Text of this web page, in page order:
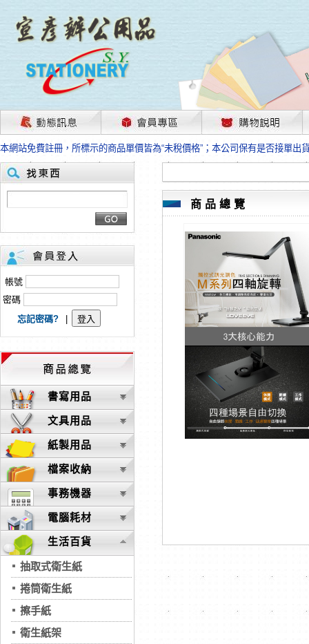
茲因國際情勢變化石油及塑化原物料波動漲幅甚大，部份上游供應商已採取
本網站免費註冊，所標示的商品單價皆為“未稅價格”；本公司保有是否接單出
HP、EPSON、CANON原廠耗材價格浮動，下單前請先跟客服人員確認最新
本網站免費註冊，所標示的商品單價皆為“未稅價格”；本公司保有是否接單出
匯款客戶請注意！因商品繁複來不及發現短缺，遂待客服人員跟您確認訂單
本網站免費註冊，所標示的商品單價皆為“未稅價格”；本公司保有是否接單出
茲因國際情勢變化石油及塑化原物料波動漲幅甚大，部份上游供應商已採取
本網站免費註冊，所標示的商品單價皆為“未稅價格”；本公司保有是否接單出
HP、EPSON、CANON原廠耗材價格浮動，下單前請先跟客服人員確認最新
本網站免費註冊，所標示的商品單價皆為“未稅價格”；本公司保有是否接單出
匯款客戶請注意！因商品繁複來不及發現短缺，遂待客服人員跟您確認訂單
本網站免費註冊，所標示的商品單價皆為“未稅價格”；本公司保有是否接單出
帳號
密碼
忘記密碼?
書寫用品
文具用品
紙製用品
檔案收納
事務機器
電腦耗材
生活百貨
抽取式衛生紙
捲筒衛生紙
擦手紙
衛生紙架
商品總覽